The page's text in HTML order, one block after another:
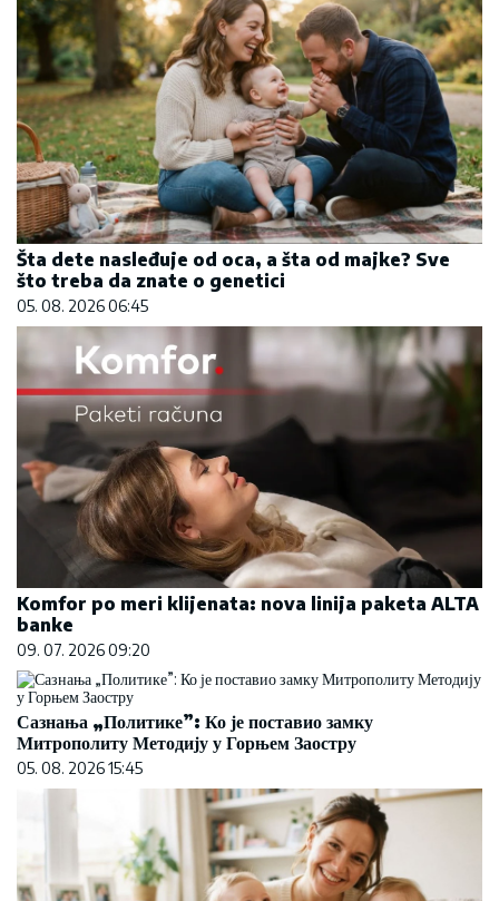
Šta dete nasleđuje od oca, a šta od majke? Sve
što treba da znate o genetici
05. 08. 2026 06:45
Komfor po meri klijenata: nova linija paketa ALTA
banke
09. 07. 2026 09:20
Сазнања „Политике”: Ко је поставио замку
Митрополиту Методију у Горњем Заостру
05. 08. 2026 15:45